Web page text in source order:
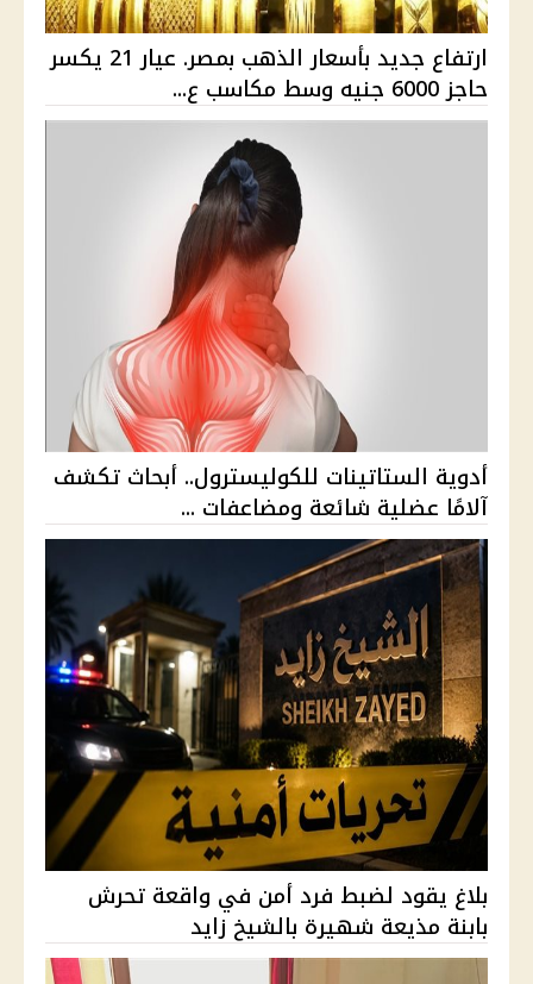
ارتفاع جديد بأسعار الذهب بمصر. عيار 21 يكسر
حاجز 6000 جنيه وسط مكاسب ع...
أدوية الستاتينات للكوليسترول.. أبحاث تكشف
آلامًا عضلية شائعة ومضاعفات ...
بلاغ يقود لضبط فرد أمن في واقعة تحرش
بابنة مذيعة شهيرة بالشيخ زايد